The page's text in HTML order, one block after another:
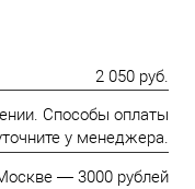
2 050 руб.
Способы оплаты
у менеджера.
— 3000 рублей